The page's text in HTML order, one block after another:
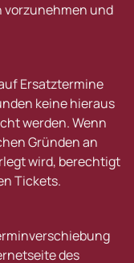
vorzunehmen und
Ersatztermine
keine hieraus
werden. Wenn
Gründen an
wird, berechtigt
Tickets.
des